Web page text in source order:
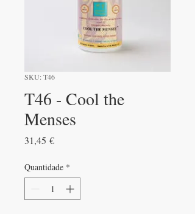
SKU: T46
T46 - Cool the
Menses
31,45 €Preço
Quantidade *